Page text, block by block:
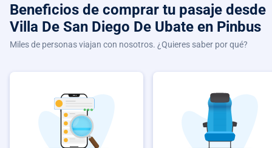
Beneficios de comprar tu pasaje desde
Villa De San Diego De Ubate en Pinbus
Miles de personas viajan con nosotros. ¿Quieres saber por qué?